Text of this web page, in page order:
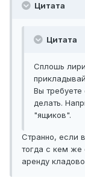
Цитата
Цитата
Сплошь
Вы требуете
делать.
"ящиков".
Странно, если
тогда с кем же
аренду